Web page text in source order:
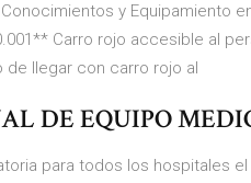
y Equipamiento
Carro rojo accesible al
de llegar con carro rojo al
DE EQUIPO
para todos los hospitales